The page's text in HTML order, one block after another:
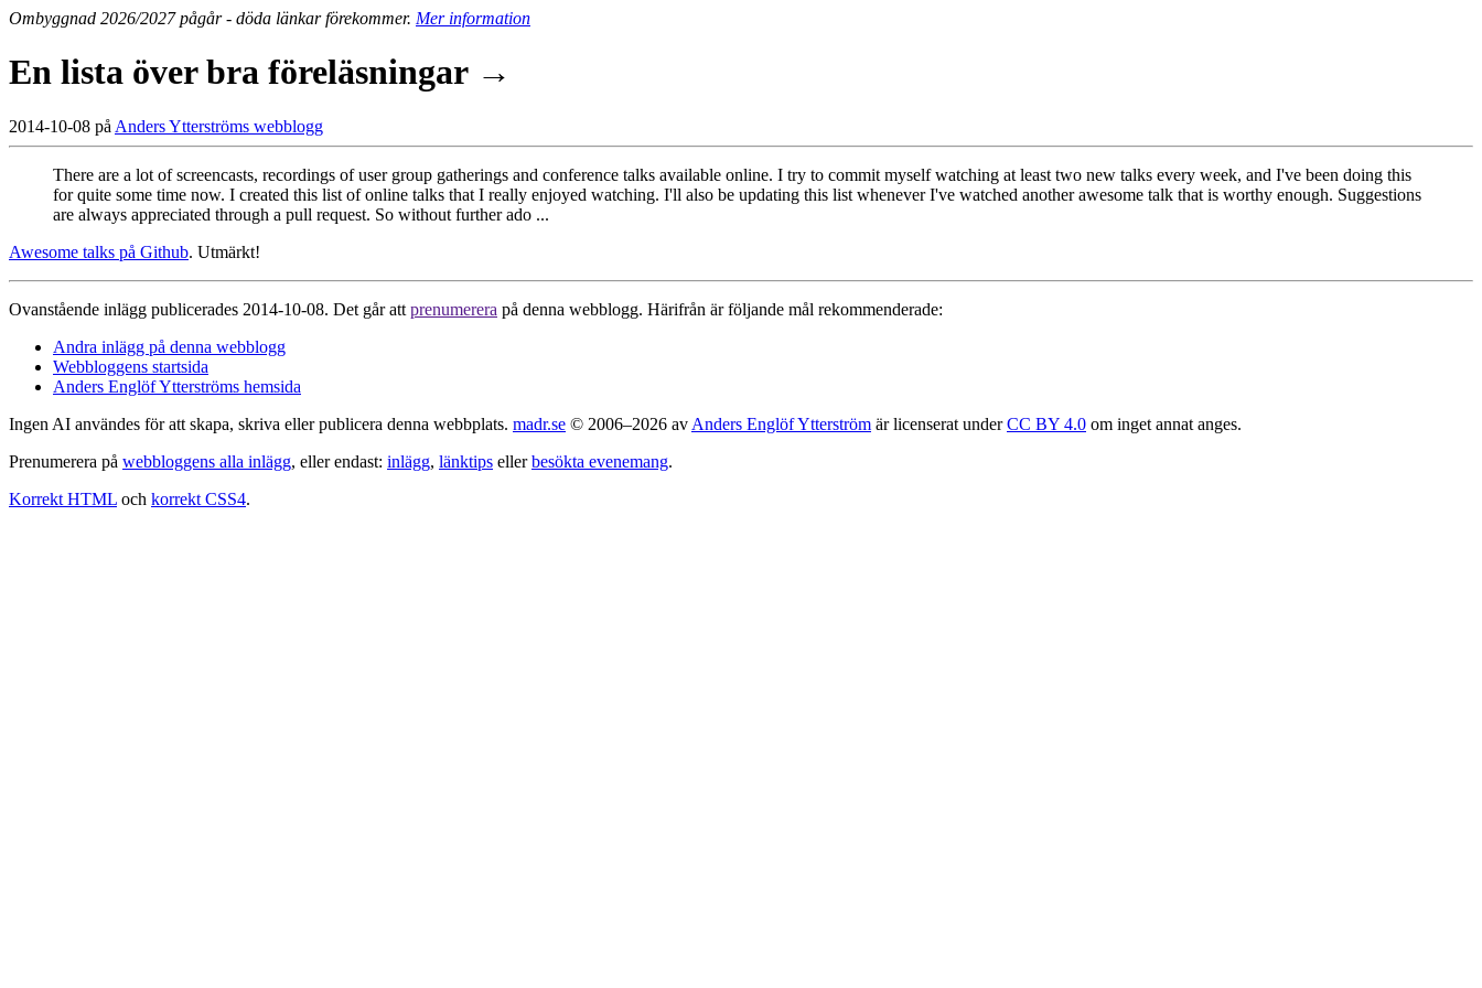
Ombyggnad 2026/2027 pågår - döda länkar förekommer. Mer information
En lista över bra föreläsningar →
2014-10-08 på Anders Ytterströms webblogg
There are a lot of screencasts, recordings of user group gatherings and conference talks available online. I try to commit myself watching at least two new talks every week, and I've been doing this
for quite some time now. I created this list of online talks that I really enjoyed watching. I'll also be updating this list whenever I've watched another awesome talk that is worthy enough. Suggestions
are always appreciated through a pull request. So without further ado ...
Awesome talks på Github. Utmärkt!
Ovanstående inlägg publicerades 2014-10-08. Det går att prenumerera på denna webblogg. Härifrån är följande mål rekommenderade:
Andra inlägg på denna webblogg
Webbloggens startsida
Anders Englöf Ytterströms hemsida
Ingen AI användes för att skapa, skriva eller publicera denna webbplats. madr.se © 2006–2026 av Anders Englöf Ytterström är licenserat underCC BY 4.0 om inget annat anges.
Prenumerera på webbloggens alla inlägg, eller endast: inlägg, länktips ellerbesökta evenemang.
Korrekt HTML och korrekt CSS4.